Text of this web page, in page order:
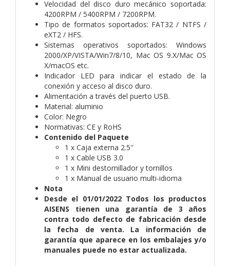
Velocidad del disco duro mecánico soportada:
4200RPM / 5400RPM / 7200RPM.
Tipo de formatos soportados: FAT32 / NTFS /
eXT2 / HFS.
Sistemas operativos soportados: Windows
2000/XP/VISTA/Win7/8/10, Mac OS 9.X/Mac OS
X/macOS etc.
Indicador LED para indicar el estado de la
conexión y acceso al disco duro.
Alimentación a través del puerto USB.
Material: aluminio
Color: Negro
Normativas: CE y RoHS
Contenido del Paquete
1 x Caja externa 2.5″
1 x Cable USB 3.0
1 x Mini destornillador y tornillos
1 x Manual de usuario multi-idioma
Nota
Desde el 01/01/2022 Todos los productos
AISENS tienen una garantía de 3 años
contra todo defecto de fabricación desde
la fecha de venta. La información de
garantía que aparece en los embalajes y/o
manuales puede no estar actualizada.